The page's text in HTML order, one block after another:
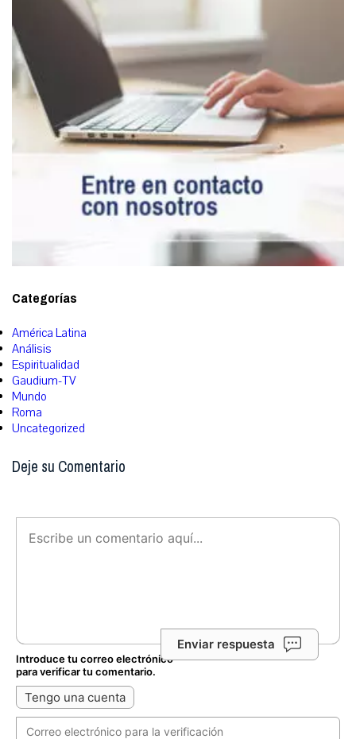
Categorías
América Latina
Análisis
Espiritualidad
Gaudium-TV
Mundo
Roma
Uncategorized
Deje su Comentario
Enviar respuesta
Introduce tu correo electrónico
para verificar tu comentario.
Tengo una cuenta